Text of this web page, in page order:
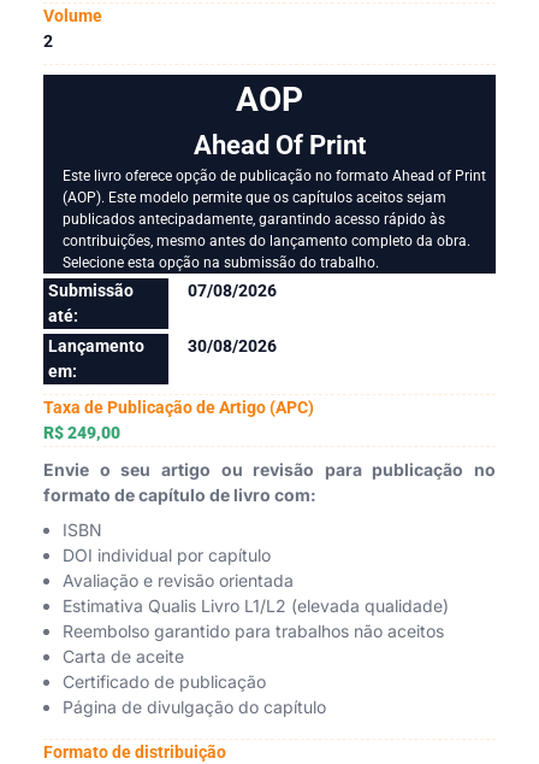
Volume
2
AOP
Ahead Of Print
Este livro oferece opção de publicação no formato Ahead of Print
(AOP). Este modelo permite que os capítulos aceitos sejam
publicados antecipadamente, garantindo acesso rápido às
contribuições, mesmo antes do lançamento completo da obra.
Selecione esta opção na submissão do trabalho.
Submissão
até:
07/08/2026
Lançamento
em:
30/08/2026
Taxa de Publicação de Artigo (APC)
R$ 249,00
Envie o seu artigo ou revisão para publicação no
formato de capítulo de livro com:
ISBN
DOI individual por capítulo
Avaliação e revisão orientada
Estimativa Qualis Livro L1/L2 (elevada qualidade)
Reembolso garantido para trabalhos não aceitos
Carta de aceite
Certificado de publicação
Página de divulgação do capítulo
Formato de distribuição